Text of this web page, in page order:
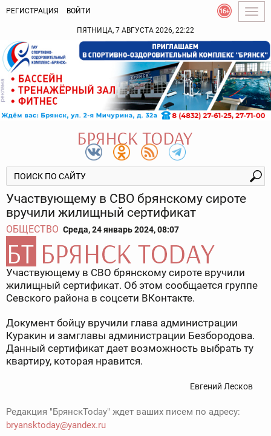
РЕГИСТРАЦИЯ ВОЙТИ
ПЯТНИЦА, 7 АВГУСТА 2026, 22:22
Участвующему в СВО брянскому сироте
вручили жилищный сертификат
ОБЩЕСТВО Среда, 24 январь 2024, 08:07
Участвующему в СВО брянскому сироте вручили
жилищный сертификат. Об этом сообщается группе
Севского района в соцсети ВКонтакте.
Документ бойцу вручили глава администрации
Куракин и замглавы администрации Безбородова.
Данный сертификат дает возможность выбрать ту
квартиру, которая нравится.
Евгений Лесков
Редакция "БрянскToday" ждет ваших писем по адресу:
bryansktoday@yandex.ru